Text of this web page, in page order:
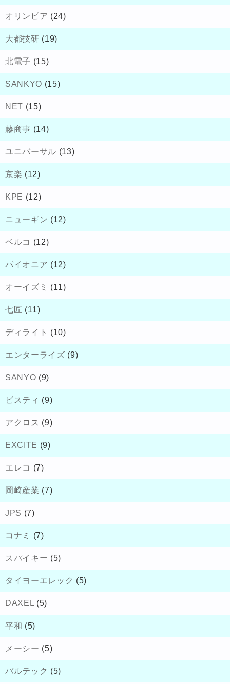
オリンピア (24)
大都技研 (19)
北電子 (15)
SANKYO (15)
NET (15)
藤商事 (14)
ユニバーサル (13)
京楽 (12)
KPE (12)
ニューギン (12)
ベルコ (12)
パイオニア (12)
オーイズミ (11)
七匠 (11)
ディライト (10)
エンターライズ (9)
SANYO (9)
ビスティ (9)
アクロス (9)
EXCITE (9)
エレコ (7)
岡崎産業 (7)
JPS (7)
コナミ (7)
スパイキー (5)
タイヨーエレック (5)
DAXEL (5)
平和 (5)
メーシー (5)
バルテック (5)